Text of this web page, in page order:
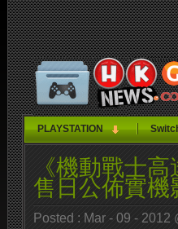
PLAYSTATION
《機動戰士
售日公佈實機
Posted : Mar - 09 - 2012